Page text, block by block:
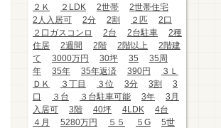
２Ｋ
２LDK 2世帯
2世帯住宅
2人入居可
2分 2割 ２匹
2口
２口ガスコンロ
2台 2台駐車
2種
住居
2週間 2階 2階以上
2階建
て
3000万円 30坪 35
35周
年
35年 35年返済 390円
３Ｌ
ＤＫ
３丁目 ３位 3分 3割
3
口
３台 ３台駐車可能 3年
3月
入居可
3階 40坪 4LDK
4台
４月
5280万円 ５５ ５G
5世